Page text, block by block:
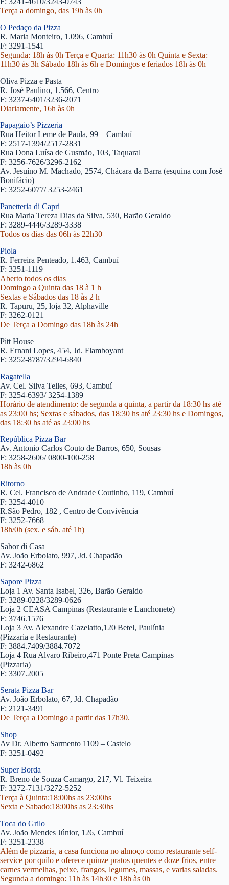
Terça a domingo, das 19h às 0h
O Pedaço da Pizza
R. Maria Monteiro, 1.096, Cambuí
F: 3291-1541
Segunda: 18h às 0h Terça e Quarta: 11h30 às 0h Quinta e Sexta:
11h30 às 3h Sábado 18h às 6h e Domingos e feriados 18h às 0h
Oliva Pizza e Pasta
R. José Paulino, 1.566, Centro
F: 3237-6401/3236-2071
Diariamente, 16h às 0h
Papagaio’s Pizzeria
Rua Heitor Leme de Paula, 99 – Cambuí
F: 2517-1394/2517-2831
Rua Dona Luísa de Gusmão, 103, Taquaral
F: 3256-7626/3296-2162
Av. Jesuíno M. Machado, 2574, Chácara da Barra (esquina com José
Bonifácio)
F: 3252-6077/ 3253-2461
Panetteria di Capri
Rua Maria Tereza Dias da Silva, 530, Barão Geraldo
F: 3289-4446/3289-3338
Todos os dias das 06h às 22h30
Piola
R. Ferreira Penteado, 1.463, Cambuí
F: 3251-1119
Aberto todos os dias
Domingo a Quinta das 18 à 1 h
Sextas e Sábados das 18 às 2 h
R. Tapuru, 25, loja 32, Alphaville
F: 3262-0121
De Terça a Domingo das 18h às 24h
Pitt House
R. Ernani Lopes, 454, Jd. Flamboyant
F: 3252-8787/3294-6840
Ragatella
Av. Cel. Silva Telles, 693, Cambuí
F: 3254-6393/ 3254-1389
Horário de atendimento: de segunda a quinta, a partir da 18:30 hs até
as 23:00 hs; Sextas e sábados, das 18:30 hs até 23:30 hs e Domingos,
das 18:30 hs até as 23:00 hs
República Pizza Bar
Av. Antonio Carlos Couto de Barros, 650, Sousas
F: 3258-2606/ 0800-100-258
18h às 0h
Ritorno
R. Cel. Francisco de Andrade Coutinho, 119, Cambuí
F: 3254-4010
R.São Pedro, 182 , Centro de Convivência
F: 3252-7668
18h/0h (sex. e sáb. até 1h)
Sabor di Casa
Av. João Erbolato, 997, Jd. Chapadão
F: 3242-6862
Sapore Pizza
Loja 1 Av. Santa Isabel, 326, Barão Geraldo
F: 3289-0228/3289-0626
Loja 2 CEASA Campinas (Restaurante e Lanchonete)
F: 3746.1576
Loja 3 Av. Alexandre Cazelatto,120 Betel, Paulínia
(Pizzaria e Restaurante)
F: 3884.7409/3884.7072
Loja 4 Rua Alvaro Ribeiro,471 Ponte Preta Campinas
(Pizzaria)
F: 3307.2005
Serata Pizza Bar
Av. João Erbolato, 67, Jd. Chapadão
F: 2121-3491
De Terça a Domingo a partir das 17h30.
Shop
Av Dr. Alberto Sarmento 1109 – Castelo
F: 3251-0492
Super Borda
R. Breno de Souza Camargo, 217, Vl. Teixeira
F: 3272-7131/3272-5252
Terça à Quinta:18:00hs as 23:00hs
Sexta e Sabado:18:00hs as 23:30hs
Toca do Grilo
Av. João Mendes Júnior, 126, Cambuí
F: 3251-2338
Além de pizzaria, a casa funciona no almoço como restaurante self-
service por quilo e oferece quinze pratos quentes e doze frios, entre
carnes vermelhas, peixe, frangos, legumes, massas, e varias saladas.
Segunda a domingo: 11h às 14h30 e 18h às 0h